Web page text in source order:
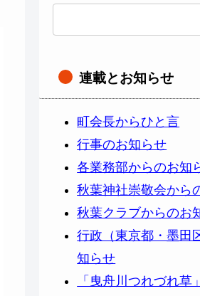
連載とお知らせ
町会長からひと言
行事のお知らせ
各業務部からのお知
秋葉神社崇敬会から
秋葉クラブからのお
行政（東京都・墨田
知らせ
「曳舟川つれづれ草